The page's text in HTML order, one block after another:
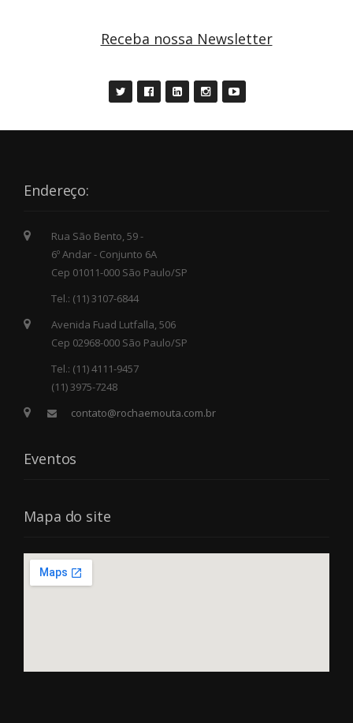
Receba nossa Newsletter
Endereço:
Rua São Bento, 59 -
6º Andar - Conjunto 6A
Cep 01011-000 São Paulo/SP
Tel.: (11) 3107-6844
Avenida Fuad Lutfalla, 506
Cep 02968-000 São Paulo/SP
Tel.: (11) 4111-9457
(11) 3975-7248
contato@rochaemouta.com.br
Eventos
Mapa do site